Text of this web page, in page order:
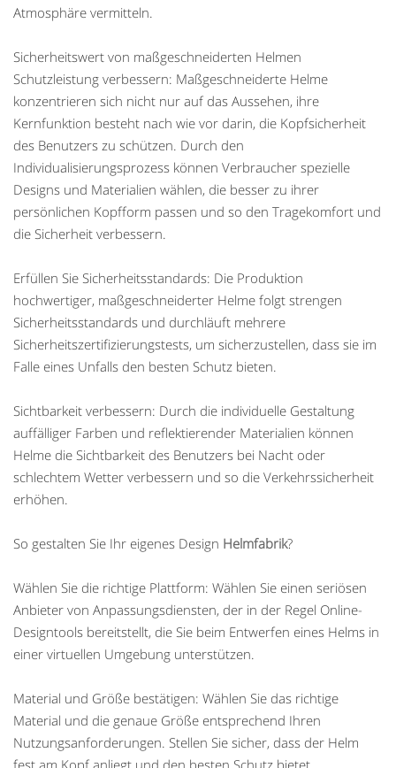
Atmosphäre vermitteln.
Sicherheitswert von maßgeschneiderten Helmen
Schutzleistung verbessern: Maßgeschneiderte Helme
konzentrieren sich nicht nur auf das Aussehen, ihre
Kernfunktion besteht nach wie vor darin, die Kopfsicherheit
des Benutzers zu schützen. Durch den
Individualisierungsprozess können Verbraucher spezielle
Designs und Materialien wählen, die besser zu ihrer
persönlichen Kopfform passen und so den Tragekomfort und
die Sicherheit verbessern.
Erfüllen Sie Sicherheitsstandards: Die Produktion
hochwertiger, maßgeschneiderter Helme folgt strengen
Sicherheitsstandards und durchläuft mehrere
Sicherheitszertifizierungstests, um sicherzustellen, dass sie im
Falle eines Unfalls den besten Schutz bieten.
Sichtbarkeit verbessern: Durch die individuelle Gestaltung
auffälliger Farben und reflektierender Materialien können
Helme die Sichtbarkeit des Benutzers bei Nacht oder
schlechtem Wetter verbessern und so die Verkehrssicherheit
erhöhen.
So gestalten Sie Ihr eigenes Design Helmfabrik?
Wählen Sie die richtige Plattform: Wählen Sie einen seriösen
Anbieter von Anpassungsdiensten, der in der Regel Online-
Designtools bereitstellt, die Sie beim Entwerfen eines Helms in
einer virtuellen Umgebung unterstützen.
Material und Größe bestätigen: Wählen Sie das richtige
Material und die genaue Größe entsprechend Ihren
Nutzungsanforderungen. Stellen Sie sicher, dass der Helm
fest am Kopf anliegt und den besten Schutz bietet.